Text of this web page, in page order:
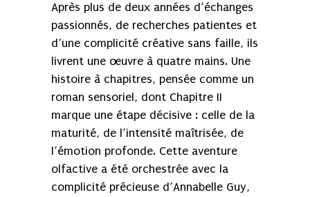
Après plus de deux années d’échanges
passionnés, de recherches patientes et
d’une complicité créative sans faille, ils
livrent une œuvre à quatre mains. Une
histoire à chapitres, pensée comme un
roman sensoriel, dont Chapitre II
marque une étape décisive : celle de la
maturité, de l’intensité maîtrisée, de
l’émotion profonde. Cette aventure
olfactive a été orchestrée avec la
complicité précieuse d’Annabelle Guy,